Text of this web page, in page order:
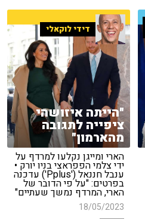
דידי לוקאלי
"הייתה איזושהי
ציפייה לתגובה
מהארמון"
הארי ומייגן נקלעו למרדף על
ידי צלמי הפפראצי בניו יורק •
ענבל חננאל ('Pplus') עדכנה
בפרטים: "על פי הדובר של
הארי, המרדף נמשך שעתיים"
18/05/2023